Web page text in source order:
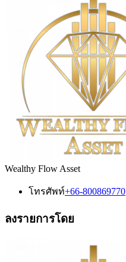
Wealthy Flow Asset
โทรศัพท์+66-800869770
ลงรายการโดย